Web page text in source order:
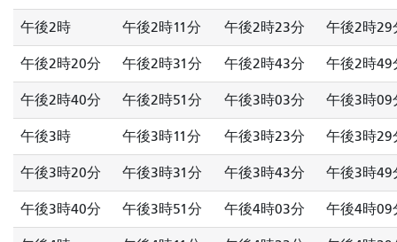
午後2時 午後2時11分 午後2時23分 午後2時29
午後2時20分 午後2時31分 午後2時43分 午後2時49
午後2時40分 午後2時51分 午後3時03分 午後3時09
午後3時 午後3時11分 午後3時23分 午後3時29
午後3時20分 午後3時31分 午後3時43分 午後3時49
午後3時40分 午後3時51分 午後4時03分 午後4時09